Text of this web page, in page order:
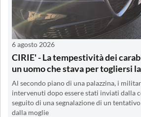
6 agosto 2026
CIRIE' - La tempestività dei
un uomo che stava per togliersi
Al secondo piano di una palazzina, i
intervenuti dopo essere stati inviati dalla
seguito di una segnalazione di un
dalla moglie